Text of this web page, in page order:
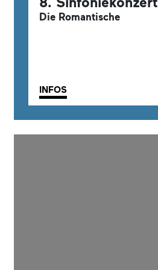
Die Romantische
INFOS